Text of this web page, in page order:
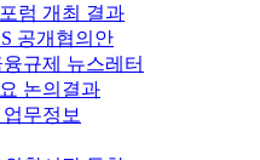
럼 개최 결과
공개협의안
규제 뉴스레터
논의결과
무정보